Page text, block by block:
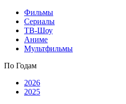
Фильмы
Сериалы
ТВ-Шоу
Аниме
Мультфильмы
По Годам
2026
2025